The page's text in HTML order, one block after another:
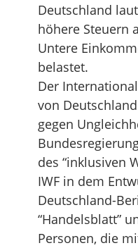
Deutschland
höhere Steuern
Untere
belastet.
Der
von
gegen
des “inklusiven
IWF in dem
Deutschland-
“Handelsblatt”
Personen, die